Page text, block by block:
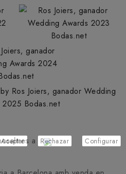
a
Aceptar Rechazar Configurar